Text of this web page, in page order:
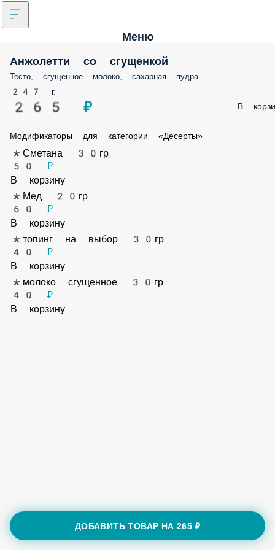
Меню
Анжолетти со сгущенкой
Тесто, сгущенное молоко, сахарная пудра
247 г.
265 ₽ В
Модификаторы для категории «Десерты»
*Сметана 30гр
50 ₽
В корзину
*Мед 20гр
60 ₽
В корзину
*топинг на выбор 30гр
40 ₽
В корзину
*молоко сгущенное 30гр
ДОБАВИТЬ ТОВАР НА265 ₽